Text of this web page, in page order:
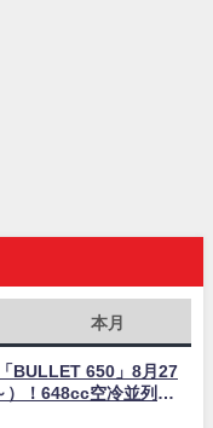
本月
BULLET 650」8月27
）！648cc空冷並列雙